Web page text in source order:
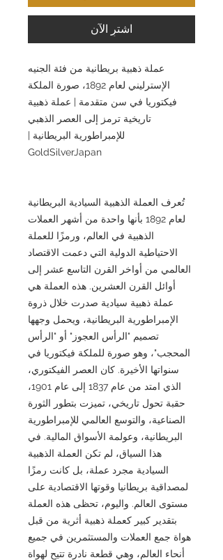
اشترِ الآن
عملة ذهبية بريطانية من فئة الجنيه
الإسترليني لعام 1892، صورة الملكة
فيكتوريا في سن متقدمة | عملة ذهبية
تاريخية ترمز إلى العصر الذهبي
للإمبراطورية البريطانية |
GoldSilverJapan
تُعرف العملة الذهبية السيادية البريطانية
لعام 1892 بأنها واحدة من أشهر العملات
الذهبية في العالم، ورمزًا للعملة
الاحتياطية الدولية التي دعمت الاقتصاد
العالمي من أواخر القرن التاسع عشر إلى
أوائل القرن العشرين. هذه العملة هي
عملة ذهبية سيادية صدرت خلال ذروة
الإمبراطورية البريطانية، ويحمل وجهها
تصميم "الرأس العجوز" أو "الرأس
المحجب"، وهو صورة للملكة فيكتوريا في
سنواتها الأخيرة. كان العصر الفيكتوري،
الذي امتد من عام 1837 إلى عام 1901،
حقبة تحول تاريخي، تميزت بتطور الثورة
الصناعية، والتوسع العالمي للإمبراطورية
البريطانية، وعولمة الأسواق المالية. في
هذا السياق، لم تكن العملة الذهبية
السيادية مجرد عملة، بل كانت رمزًا
لمصداقية بريطانيا وقوتها الاقتصادية على
مستوى العالم. واليوم، تحظى هذه العملة
بتقدير كبير كعملة ذهبية أثرية من قبل
هواة جمع العملات والمستثمرين في جميع
أنحاء العالم، وهي قطعة نادرة تتيح لهواة